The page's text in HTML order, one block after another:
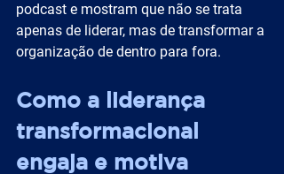
podcast e mostram que não se trata
apenas de liderar, mas de transformar a
organização de dentro para fora.
Como a liderança
transformacional
engaja e motiva